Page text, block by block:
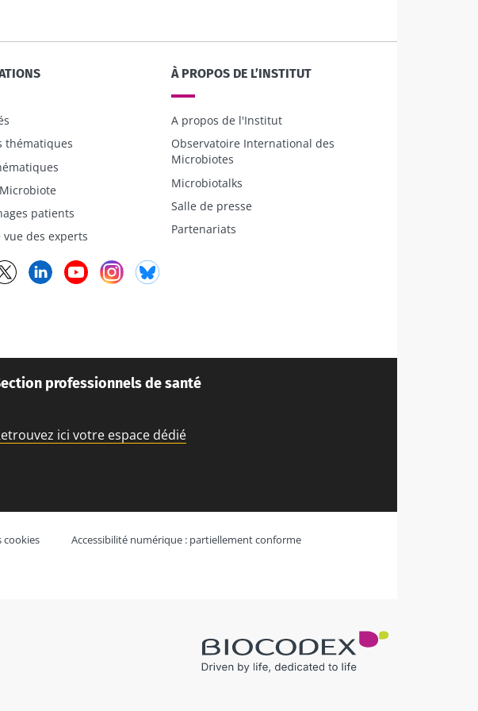
Microbiotes et fertilité
: une piste à explorer
Lire l'article
thématiques
patients
vue des experts
Twitter LinkedInYouTubeInstagram
À PROPOS DE L’INSTITUT
A propos de l'Institut
Observatoire International des
Microbiotes
Microbiotalks
Salle de presse
Partenariats
professionnels de santé
ici votre espace dédié
cookies Accessibilité numérique : partiellement conforme